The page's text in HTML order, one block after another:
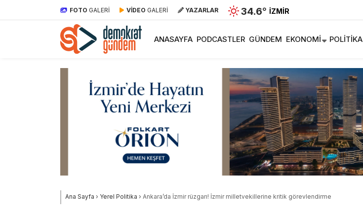
FOTO GALERİ VİDEO GALERİ YAZARLAR 34.6° İZMIR
ANASAYFA PODCASTLER GÜNDEM EKONOMI POLITIKA
Ana Sayfa › Yerel Politika › Ankara’da İzmir rüzgarı! İzmir milletvekillerine kritik görevlendirme